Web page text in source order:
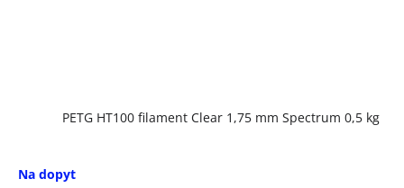
PETG HT100 filament Clear 1,75 mm Spectrum 0,5 kg
Na dopyt